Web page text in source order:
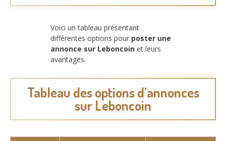
Voici un tableau présentant
différentes options pour poster une
annonce sur Leboncoin et leurs
avantages.
Tableau des options d’annonces
sur Leboncoin